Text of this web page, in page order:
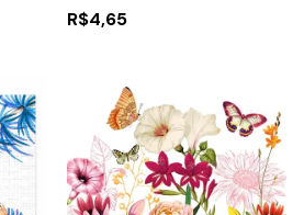
R$4,65